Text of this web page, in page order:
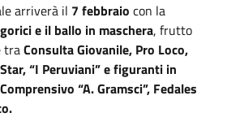
arriverà il 7 febbraio con la
e il ballo in maschera, frutto
traConsulta Giovanile, Pro Loco,
“I Peruviani” e figuranti in
“A. Gramsci”, Fedales